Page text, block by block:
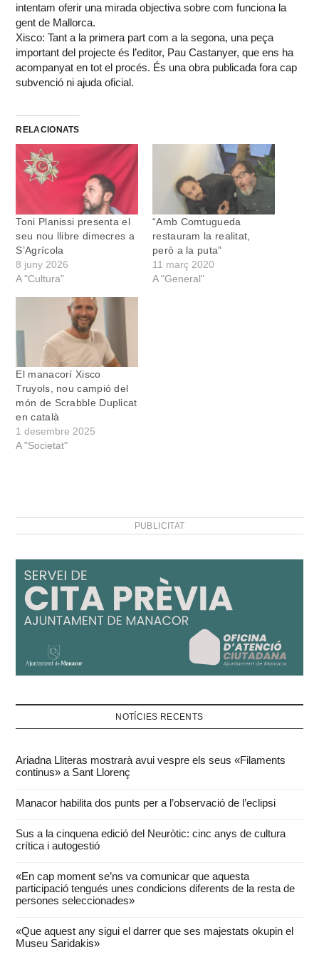
intentam oferir una mirada objectiva sobre com funciona la
gent de Mallorca.
Xisco: Tant a la primera part com a la segona, una peça
important del projecte és l’editor, Pau Castanyer, que ens ha
acompanyat en tot el procés. És una obra publicada fora cap
subvenció ni ajuda oficial.
RELACIONATS
Toni Planissi presenta el
seu nou llibre dimecres a
S’Agrícola
8 juny 2026
A "Cultura"
“Amb Comtugueda
restauram la realitat,
però a la puta”
11 març 2020
A "General"
El manacorí Xisco
Truyols, nou campió del
món de Scrabble Duplicat
en català
1 desembre 2025
A "Societat"
PUBLICITAT
NOTÍCIES RECENTS
Ariadna Lliteras mostrarà avui vespre els seus «Filaments
continus» a Sant Llorenç
Manacor habilita dos punts per a l’observació de l’eclipsi
Sus a la cinquena edició del Neuròtic: cinc anys de cultura
crítica i autogestió
«En cap moment se’ns va comunicar que aquesta
participació tengués unes condicions diferents de la resta de
persones seleccionades»
«Que aquest any sigui el darrer que ses majestats okupin el
Museu Saridakis»